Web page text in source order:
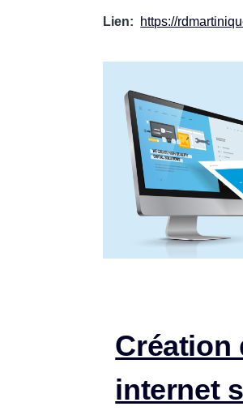
Lien https://
Création
internet